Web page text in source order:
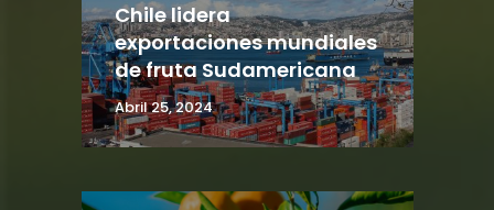
Chile lidera
exportaciones mundiales
de fruta Sudamericana
Abril 25, 2024